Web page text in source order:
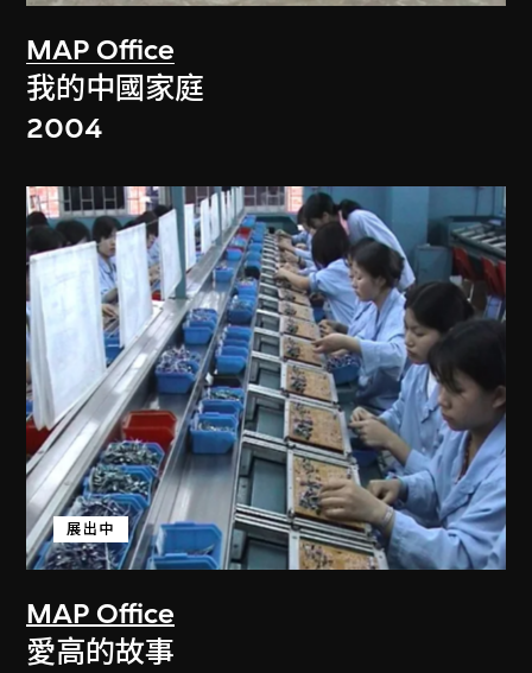
MAP Office
我的中國家庭
2004
MAP Office
展出中
愛高的故事